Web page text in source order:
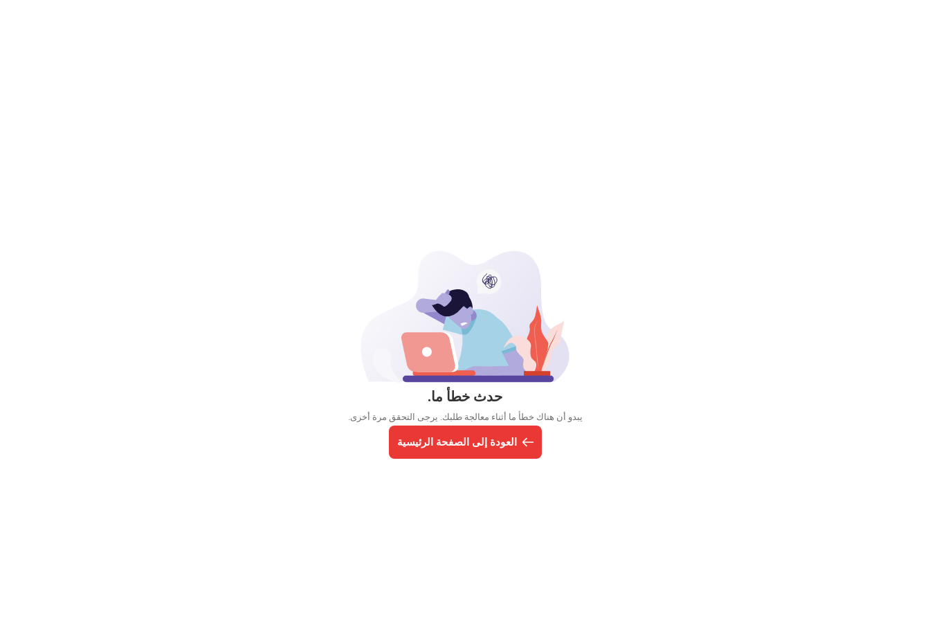
حدث خطأ ما.
يبدو أن هناك خطأ ما أثناء معالجة طلبك. يرجى التحقق مرة أخرى.
العودة إلى الصفحة الرئيسية